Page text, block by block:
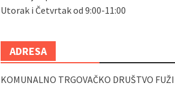
Utorak i Četvrtak od 9:00-11:00
ADRESA
KOMUNALNO TRGOVAČKO DRUŠTVO